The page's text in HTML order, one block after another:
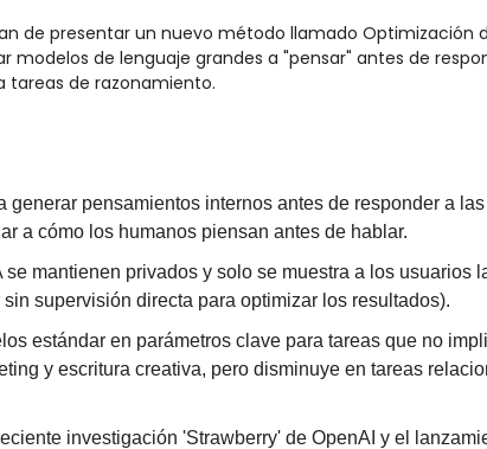
de presentar un nuevo método llamado Optimización
modelos de lenguaje grandes a "pensar" antes de
tareas de razonamiento.
generar pensamientos internos antes de responder a
a cómo los humanos piensan antes de hablar.
se mantienen privados y solo se muestra a los usuarios
supervisión directa para optimizar los resultados).
estándar en parámetros clave para tareas que no
y escritura creativa, pero disminuye en tareas
investigación 'Strawberry' de OpenAI y el